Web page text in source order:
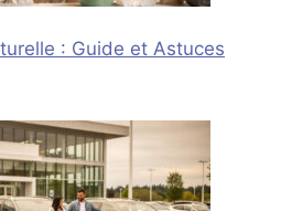
: Guide et Astuces